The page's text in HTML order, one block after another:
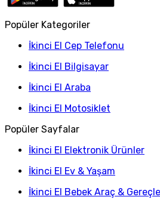
Popüler Kategoriler
İkinci El Cep Telefonu
İkinci El Bilgisayar
İkinci El Araba
İkinci El Motosiklet
Popüler Sayfalar
İkinci El Elektronik Ürünler
İkinci El Ev & Yaşam
İkinci El Bebek Araç &